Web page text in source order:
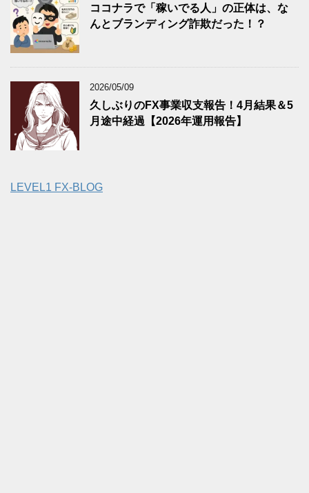
ココナラで「稼いでる人」の正体は、な
んとブランディング詐欺だった！？
2026/05/09
久しぶりのFX事業収支報告！4月結果＆5
月途中経過【2026年運用報告】
LEVEL1 FX-BLOG